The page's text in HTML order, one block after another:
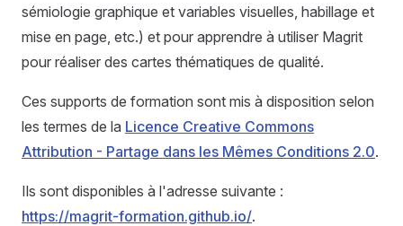
sémiologie graphique et variables visuelles, habillage et
mise en page, etc.) et pour apprendre à utiliser Magrit
pour réaliser des cartes thématiques de qualité.
Ces supports de formation sont mis à disposition selon
les termes de la Licence Creative Commons
Attribution - Partage dans les Mêmes Conditions 2.0.
Ils sont disponibles à l'adresse suivante :
https://magrit-formation.github.io/.